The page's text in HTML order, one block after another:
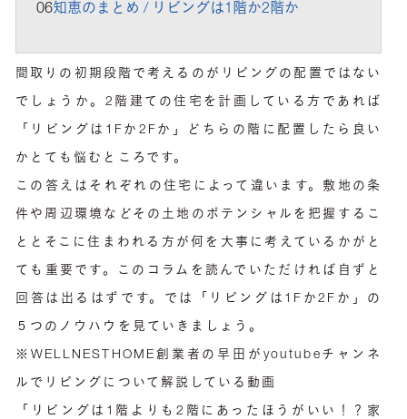
06知恵のまとめ / リビングは1階か2階か
間取りの初期段階で考えるのがリビングの配置ではない
でしょうか。2階建ての住宅を計画している方であれば
「リビングは1Fか2Fか」どちらの階に配置したら良い
かとても悩むところです。
この答えはそれぞれの住宅によって違います。敷地の条
件や周辺環境などその土地のポテンシャルを把握するこ
ととそこに住まわれる方が何を大事に考えているかがと
ても重要です。このコラムを読んでいただければ自ずと
回答は出るはずです。では「リビングは1Fか2Fか」の
５つのノウハウを見ていきましょう。
※WELLNESTHOME創業者の早田がyoutubeチャンネ
ルでリビングについて解説している動画
「リビングは1階よりも2階にあったほうがいい！？家